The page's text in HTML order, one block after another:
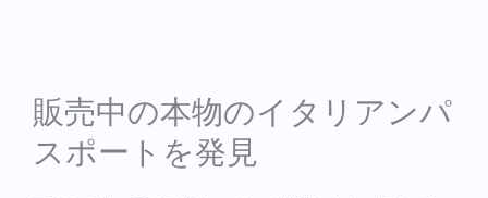
販売中の本物のイタリアンパ
スポートを発見
Romanian